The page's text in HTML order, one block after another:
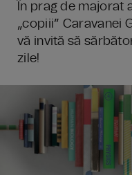
În prag de majorat
„copiii” Caravanei
vă invită să
zile!